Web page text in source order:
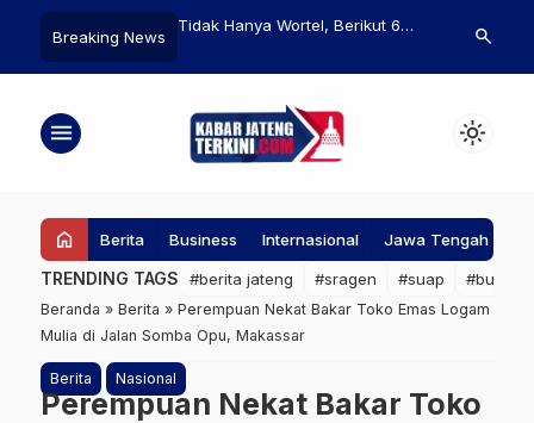
Breaking News
yang Sehatkan Mata
BKD Rembang Sebut Ada Tiga
yang Bisa Diisi Melalui
TNI
Bencana
search
menu light_mode
home Berita Business Internasional Jawa Tengah
TRENDING TAGS #berita jateng #sragen #suap #bupati
Beranda » Berita » Perempuan Nekat Bakar Toko Emas Logam
Mulia di Jalan Somba Opu, Makassar
Berita Nasional
Perempuan Nekat Bakar Toko